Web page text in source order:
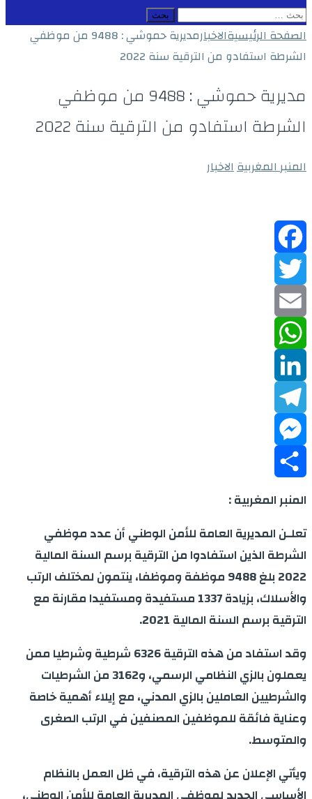
البحث
عن:
الصفحة الرئيسيةالاخبار
مديرية حموشي : 9488 من موظفي
الشرطة استفادو من الترقية سنة 2022
مديرية حموشي : 9488 من موظفي
الشرطة استفادو من الترقية سنة 2022
المنبر المغربيةالاخبار
Facebook
Twitter
Email
WhatsApp
LinkedIn
Telegram
Messenger
Share
المنبر المغربية :
تعلـن المديرية العامة للأمن الوطني أن عدد موظفي
الشرطة الذين استفادوا من الترقية برسم السنة المالية
2022 بلغ 9488 موظفة وموظفا، ينتمون لمختلف الرتب
والأسلاك، بزيادة 1337 مستفيدة ومستفيدا مقارنة مع
الترقية برسم السنة المالية 2021.
وقد استفاد من هذه الترقية 6326 شرطية وشرطيا ممن
يعملون بالزي النظامي الرسمي، و3162 من الشرطيات
والشرطيين العاملين بالزي المدني، مع إيلاء أهمية خاصة
وعناية فائقة للموظفين المصنفين في الرتب الصغرى
والمتوسط.
ويأتي الإعلان عن هذه الترقية، في ظل العمل بالنظام